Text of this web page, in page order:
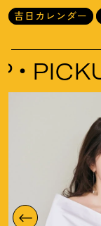
吉日カレンダー